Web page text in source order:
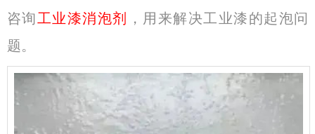
咨询工业漆消泡剂
，用来解决工业漆的起泡问
题。